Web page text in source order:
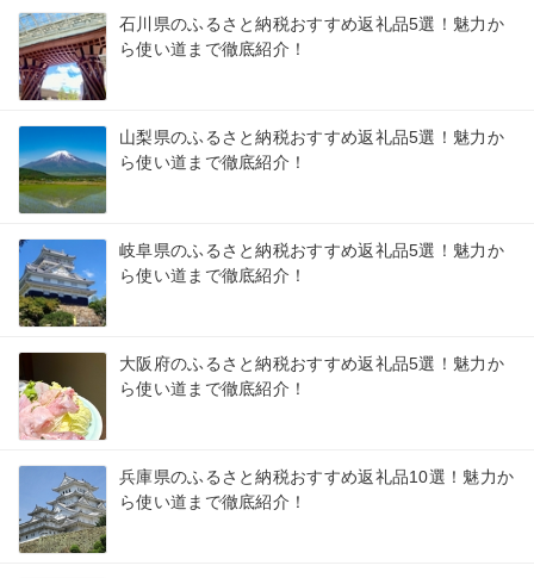
石川県のふるさと納税おすすめ返礼品5選！魅力か
ら使い道まで徹底紹介！
山梨県のふるさと納税おすすめ返礼品5選！魅力か
ら使い道まで徹底紹介！
岐阜県のふるさと納税おすすめ返礼品5選！魅力か
ら使い道まで徹底紹介！
大阪府のふるさと納税おすすめ返礼品5選！魅力か
ら使い道まで徹底紹介！
兵庫県のふるさと納税おすすめ返礼品10選！魅力か
ら使い道まで徹底紹介！